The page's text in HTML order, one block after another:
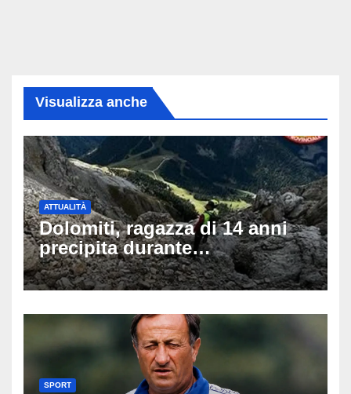
Visualizza anche
ATTUALITÀ
Dolomiti, ragazza di 14 anni
precipita durante
un’escursione: tragedia sul
Latemar davanti alla famiglia
SPORT